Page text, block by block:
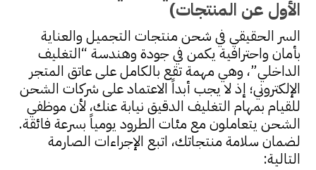
الأول عن المنتجات)
السر الحقيقي في شحن منتجات التجميل والعناية
بأمان واحترافية يكمن في جودة وهندسة “التغليف
الداخلي”، وهي مهمة تقع بالكامل على عاتق المتجر
الإلكتروني؛ إذ لا يجب أبداً الاعتماد على شركات الشحن
للقيام بمهام التغليف الدقيق نيابة عنك، لأن موظفي
الشحن يتعاملون مع مئات الطرود يومياً بسرعة فائقة.
لضمان سلامة منتجاتك، اتبع الإجراءات الصارمة
التالية: